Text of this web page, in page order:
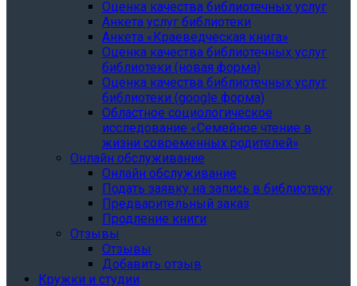
Оценка качества библиотечных услуг
Анкета услуг библиотеки
Анкета «Краеведческая книга»
Oценка качества библиотечных услуг
библиотеки (новая форма)
Oценка качества библиотечных услуг
библиотеки (google форма)
Областное социологическое
исследование «Семейное чтение в
жизни современных родителей»
Онлайн обслуживание
Онлайн обслуживание
Подать заявку на запись в библиотеку
Предварительный заказ
Продление книги
Отзывы
Отзывы
Добавить отзыв
Кружки и студии